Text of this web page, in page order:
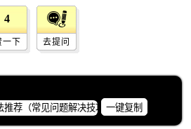
4
一下 去提问
一键复制